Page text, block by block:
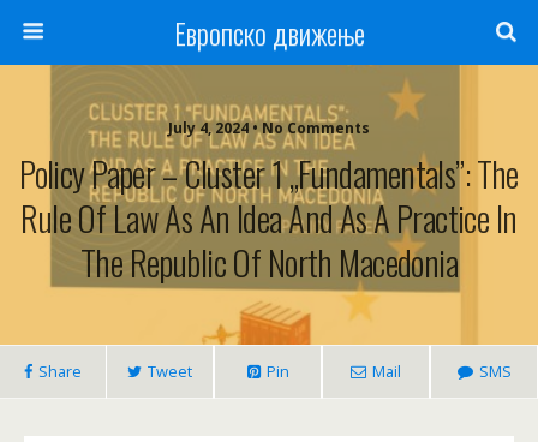
Европско движење
July 4, 2024 • No Comments
Policy Paper – Cluster 1 „Fundamentals”: The
Rule Of Law As An Idea And As A Practice In
The Republic Of North Macedonia
Share Tweet Pin Mail SMS